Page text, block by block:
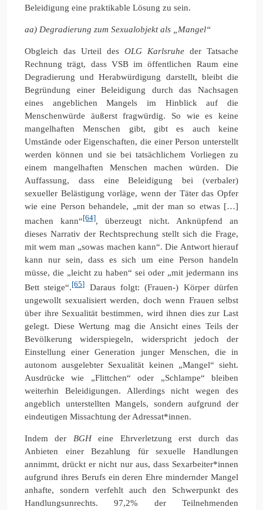
Beleidigung eine praktikable Lösung zu sein.
aa) Degradierung zum Sexualobjekt als „Mangel“
Obgleich das Urteil des OLG Karlsruhe der Tatsache
Rechnung trägt, dass VSB im öffentlichen Raum eine
Degradierung und Herabwürdigung darstellt, bleibt die
Begründung einer Beleidigung durch das Nachsagen
eines angeblichen Mangels im Hinblick auf die
Menschenwürde äußerst fragwürdig. So wie es keine
mangelhaften Menschen gibt, gibt es auch keine
Umstände oder Eigenschaften, die einer Person unterstellt
werden können und sie bei tatsächlichem Vorliegen zu
einem mangelhaften Menschen machen würden. Die
Auffassung, dass eine Beleidigung bei (verbaler)
sexueller Belästigung vorläge, wenn der Täter das Opfer
wie eine Person behandele, „mit der man so etwas […]
machen kann“[64], überzeugt nicht. Anknüpfend an
dieses Narrativ der Rechtsprechung stellt sich die Frage,
mit wem man „sowas machen kann“. Die Antwort hierauf
kann nur sein, dass es sich um eine Person handeln
müsse, die „leicht zu haben“ sei oder „mit jedermann ins
Bett steige“.[65] Daraus folgt: (Frauen-) Körper dürfen
ungewollt sexualisiert werden, doch wenn Frauen selbst
über ihre Sexualität bestimmen, wird ihnen dies zur Last
gelegt. Diese Wertung mag die Ansicht eines Teils der
Bevölkerung widerspiegeln, widerspricht jedoch der
Einstellung einer Generation junger Menschen, die in
autonom ausgelebter Sexualität keinen „Mangel“ sieht.
Ausdrücke wie „Flittchen“ oder „Schlampe“ bleiben
weiterhin Beleidigungen. Allerdings nicht wegen des
angeblich unterstellten Mangels, sondern aufgrund der
eindeutigen Missachtung der Adressat*innen.
Indem der BGHeine Ehrverletzung erst durch das
Anbieten einer Bezahlung für sexuelle Handlungen
annimmt, drückt er nicht nur aus, dass Sexarbeiter*innen
aufgrund ihres Berufs ein deren Ehre mindernder Mangel
anhafte, sondern verfehlt auch den Schwerpunkt des
Handlungsunrechts. 97,2% der Teilnehmenden